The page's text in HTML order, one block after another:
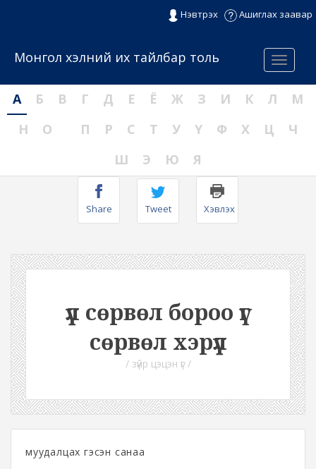
Нэвтрэх Ашиглах заавар
Menu
Монгол хэлний их тайлбар толь
А Б В Г Д Е Ё Ж З И К Л
М
Н
О П Р С Т У Ү Ф Х Ц
Ч
Ш
Э Ю Я
Share Tweet Хэвлэх
үүл сөрвөл бороо үг
сөрвөл хэрүүл
/ зүйр цэцэн үг /
муудалцах гэсэн санаа